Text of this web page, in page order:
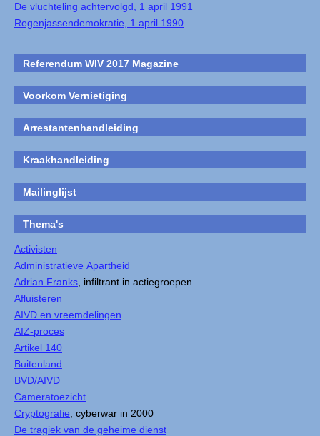
De vluchteling achtervolgd, 1 april 1991
Regenjassendemokratie, 1 april 1990
Referendum WIV 2017 Magazine
Voorkom Vernietiging
Arrestantenhandleiding
Kraakhandleiding
Mailinglijst
Thema's
Activisten
Administratieve Apartheid
Adrian Franks , infiltrant in actiegroepen
Afluisteren
AIVD en vreemdelingen
AIZ-proces
Artikel 140
Buitenland
BVD/AIVD
Cameratoezicht
Cryptografie , cyberwar in 2000
De tragiek van de geheime dienst